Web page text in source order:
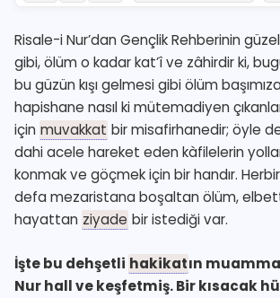
Risale-i Nur’dan Gençlik Rehberinin
gibi, ölüm o kadar kat’î ve zâhirdir ki,
bu güzün kışı gelmesi gibi ölüm
hapishane nasıl ki mütemadiyen
için muvakkat bir misafirhanedir; öyle
dahi acele hareket eden kàfilelerin
konmak ve göçmek için bir handır.
defa mezaristana boşaltan ölüm,
hayattan ziyade bir istediği var.
İşte bu dehşetli hakikatın muamma
Nur hall ve keşfetmiş. Bir kısacak